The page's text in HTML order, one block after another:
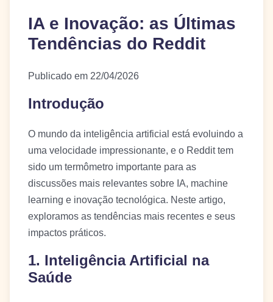
IA e Inovação: as Últimas
Tendências do Reddit
Publicado em 22/04/2026
Introdução
O mundo da inteligência artificial está evoluindo a
uma velocidade impressionante, e o Reddit tem
sido um termômetro importante para as
discussões mais relevantes sobre IA, machine
learning e inovação tecnológica. Neste artigo,
exploramos as tendências mais recentes e seus
impactos práticos.
1. Inteligência Artificial na
Saúde